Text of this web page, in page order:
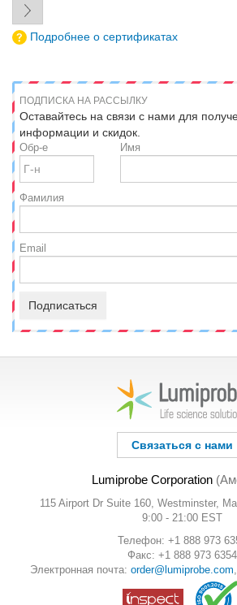
Подробнее о сертификатах
ПОДПИСКА НА РАССЫЛКУ
Оставайтесь на связи с нами для
информации и скидок.
Обр-е Имя
Фамилия
Email
Подписаться
Связаться с нами
Lumiprobe Corporation
115 Airport Dr Suite 160, Westminster,
9:00 - 21:00 EST
Телефон: +1 888 973
Факс: +1 888 973 6354
Электронная почта: order@lumiprobe.com